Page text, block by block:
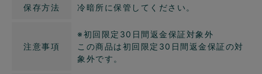
保存方法 冷暗所に保管してください。
注意事項
※初回限定30日間返金保証対象外
この商品は初回限定30日間返金保証の対
象外です。